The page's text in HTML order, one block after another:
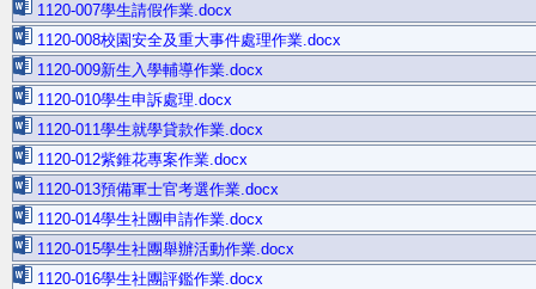
1120-007學生請假作業.docx
1120-008校園安全及重大事件處理作業.docx
1120-009新生入學輔導作業.docx
1120-010學生申訴處理.docx
1120-011學生就學貸款作業.docx
1120-012紫錐花專案作業.docx
1120-013預備軍士官考選作業.docx
1120-014學生社團申請作業.docx
1120-015學生社團舉辦活動作業.docx
1120-016學生社團評鑑作業.docx